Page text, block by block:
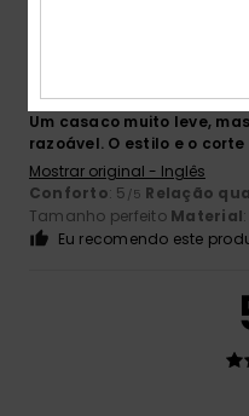
Paul14. Fevereiro 2026
Um casaco muito leve,
razoável. O estilo e o
Mostrar original - Inglês
Conforto: 5 /5 Relação
Tamanho perfeito Material
Eu recomendo este